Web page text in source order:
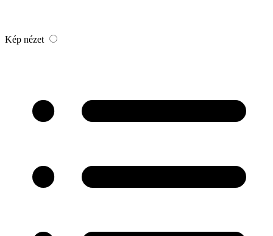
Kép nézet